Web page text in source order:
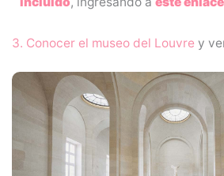
3. Conocer el museo del Louvre y